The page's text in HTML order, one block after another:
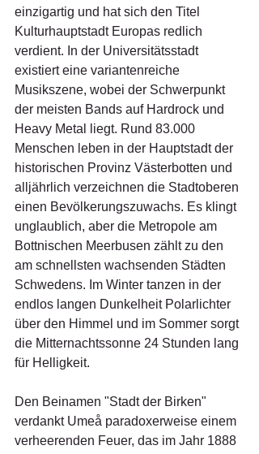
einzigartig und hat sich den Titel
Kulturhauptstadt Europas redlich
verdient. In der Universitätsstadt
existiert eine variantenreiche
Musikszene, wobei der Schwerpunkt
der meisten Bands auf Hardrock und
Heavy Metal liegt. Rund 83.000
Menschen leben in der Hauptstadt der
historischen Provinz Västerbotten und
alljährlich verzeichnen die Stadtoberen
einen Bevölkerungszuwachs. Es klingt
unglaublich, aber die Metropole am
Bottnischen Meerbusen zählt zu den
am schnellsten wachsenden Städten
Schwedens. Im Winter tanzen in der
endlos langen Dunkelheit Polarlichter
über den Himmel und im Sommer sorgt
die Mitternachtssonne 24 Stunden lang
für Helligkeit.
Den Beinamen "Stadt der Birken"
verdankt Umeå paradoxerweise einem
verheerenden Feuer, das im Jahr 1888